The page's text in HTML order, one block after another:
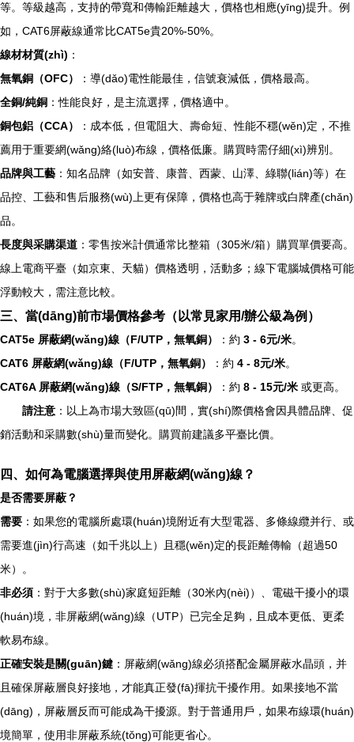
等。等級越高，支持的帶寬和傳輸距離越大，價格也相應(yīng)提升。例
如，CAT6屏蔽線通常比CAT5e貴20%-50%。
線材材質(zhì) ：
無氧銅（OFC）
：導(dǎo)電性能最佳，信號衰減低，價格最高。
全銅/純銅 ：性能良好，是主流選擇，價格適中。
銅包鋁（CCA）
：成本低，但電阻大、壽命短、性能不穩(wěn)定，不推
薦用于重要網(wǎng)絡(luò)布線，價格低廉。購買時需仔細(xì)辨別。
品牌與工藝 ：知名品牌（如安普、康普、西蒙、山澤、綠聯(lián)等）在
品控、工藝和售后服務(wù)上更有保障，價格也高于雜牌或白牌產(chǎn)
品。
長度與采購渠道 ：零售按米計價通常比整箱（305米/箱）購買單價要高。
線上電商平臺（如京東、天貓）價格透明，活動多；線下電腦城價格可能
浮動較大，需注意比較。
三、當(dāng)前市場價格參考（以常見家用/辦公級為例）
CAT5e 屏蔽網(wǎng)線（F/UTP，無氧銅） ：約 3 - 6元/米。
CAT6 屏蔽網(wǎng)線（F/UTP，無氧銅）
：約 4 - 8元/米。
CAT6A 屏蔽網(wǎng)線（S/FTP，無氧銅）
：約 8 - 15元/米 或更高。
請注意 ：以上為市場大致區(qū)間，實(shí)際價格會因具體品牌、促
銷活動和采購數(shù)量而變化。購買前建議多平臺比價。
四、如何為電腦選擇與使用屏蔽網(wǎng)線？
是否需要屏蔽？
需要 ：如果您的電腦所處環(huán)境附近有大型電器、多條線纜并行、或
需要進(jìn)行高速（如千兆以上）且穩(wěn)定的長距離傳輸（超過50
米）。
非必須 ：對于大多數(shù)家庭短距離（30米內(nèi)）、電磁干擾小的環
(huán)境，非屏蔽網(wǎng)線（UTP）已完全足夠，且成本更低、更柔
軟易布線。
正確安裝是關(guān)鍵 ：屏蔽網(wǎng)線必須搭配金屬屏蔽水晶頭，并
且確保屏蔽層良好接地，才能真正發(fā)揮抗干擾作用。如果接地不當
(dāng)，屏蔽層反而可能成為干擾源。對于普通用戶，如果布線環(huán)
境簡單，使用非屏蔽系統(tǒng)可能更省心。